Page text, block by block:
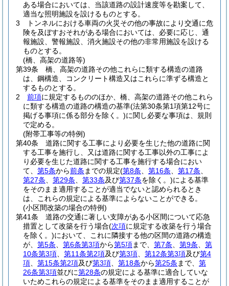
ある場合においては、当該道路の設計速度等を勘案して、
適当な照明施設を設けるものとする。
3
トンネルにおける車両の火災その他の事故により交通に危
険を及ぼすおそれがある場合においては、必要に応じ、通
報施設、警報施設、消火施設その他の非常用施設を設ける
ものとする。
(橋、高架の道路等)
第39条
橋、高架の道路その他これらに類する構造の道路
は、鋼構造、コンクリート構造又はこれらに準ずる構造と
するものとする。
2
前項に規定するもののほか、橋、高架の道路その他これら
に類する構造の道路の構造の基準(法第30条第1項第12号に
掲げる事項に係る部分を除く。)に関し必要な事項は、規則
で定める。
(附帯工事等の特例)
第40条
道路に関する工事により必要を生じた他の道路に関
する工事を施行し、又は道路に関する工事以外の工事によ
り必要を生じた道路に関する工事を施行する場合におい
て、 第5条から前条 までの規定(第8条 第16条 第17条
第27条
第29条 第33条及び第37条を除く。)による基準
をそのまま適用することが適当でないと認められるとき
は、これらの規定による基準によらないことができる。
(小区間改築の場合の特例)
第41条
道路の交通に著しい支障がある小区間について応急
措置として改築を行う場合(次項に規定する改築を行う場合
を除く。)において、これに隣接する他の区間の道路の構造
が、 第5条 第6条第3項から第5項まで、 第7条 第9条
第
10条第3項
第11条第2項及び第3項 第12条第3項及び第4
項
第15条第2項及び第3項 第18条から第25条 まで、 第
26条第3項並びに第28条の規定による基準に適合していな
いためこれらの規定による基準をそのまま適用することが